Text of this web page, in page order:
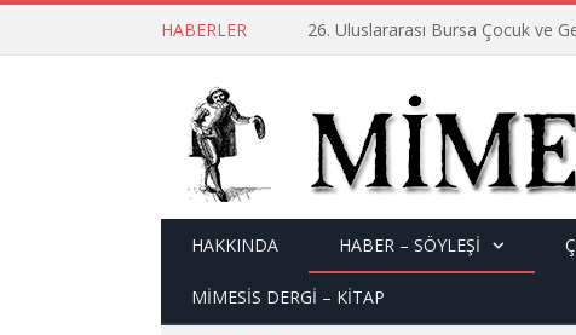
HABERLER 26. Uluslararası Bursa Çocuk ve
HAKKINDA HABER – SÖYLEŞI
MİMESİS DERGİ – KİTAP